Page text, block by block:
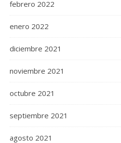
febrero 2022
enero 2022
diciembre 2021
noviembre 2021
octubre 2021
septiembre 2021
agosto 2021